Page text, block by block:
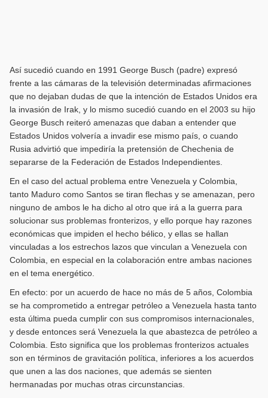
Así sucedió cuando en 1991 George Busch (padre) expresó
frente a las cámaras de la televisión determinadas afirmaciones
que no dejaban dudas de que la intención de Estados Unidos era
la invasión de Irak, y lo mismo sucedió cuando en el 2003 su hijo
George Busch reiteró amenazas que daban a entender que
Estados Unidos volvería a invadir ese mismo país, o cuando
Rusia advirtió que impediría la pretensión de Chechenia de
separarse de la Federación de Estados Independientes.
En el caso del actual problema entre Venezuela y Colombia,
tanto Maduro como Santos se tiran flechas y se amenazan, pero
ninguno de ambos le ha dicho al otro que irá a la guerra para
solucionar sus problemas fronterizos, y ello porque hay razones
económicas que impiden el hecho bélico, y ellas se hallan
vinculadas a los estrechos lazos que vinculan a Venezuela con
Colombia, en especial en la colaboración entre ambas naciones
en el tema energético.
En efecto: por un acuerdo de hace no más de 5 años, Colombia
se ha comprometido a entregar petróleo a Venezuela hasta tanto
esta última pueda cumplir con sus compromisos internacionales,
y desde entonces será Venezuela la que abastezca de petróleo a
Colombia. Esto significa que los problemas fronterizos actuales
son en términos de gravitación política, inferiores a los acuerdos
que unen a las dos naciones, que además se sienten
hermanadas por muchas otras circunstancias.